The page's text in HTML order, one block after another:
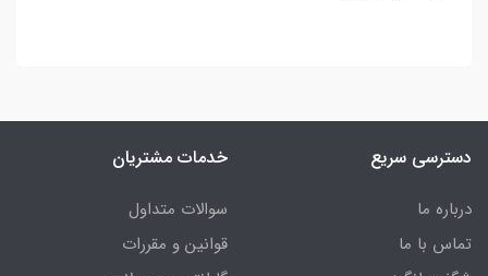
دسترسی سریع
درباره ما
تماس با ما
خدمات مشتریان
سوالات متداول
قوانین و مقررات